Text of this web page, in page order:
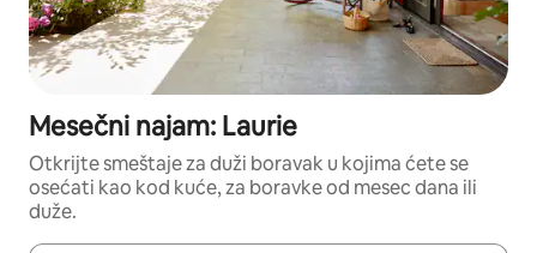
Mesečni najam: Laurie
Otkrijte smeštaje za duži boravak u kojima ćete se
osećati kao kod kuće, za boravke od mesec dana ili
duže.